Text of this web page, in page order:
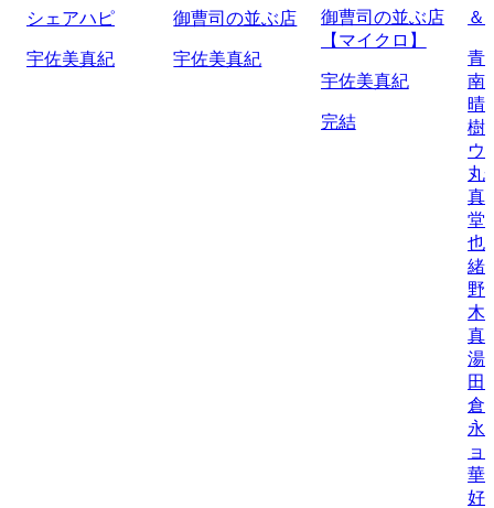
シェアハピ
宇佐美真紀
御曹司の並ぶ店
宇佐美真紀
御曹司の並ぶ店
【マイクロ】
宇佐美真紀
完結
＆
青
南/
晴
樹
ウ
丸
真
堂
也/
緒
野
木
真
湯
田
倉
永
ョ
華
好